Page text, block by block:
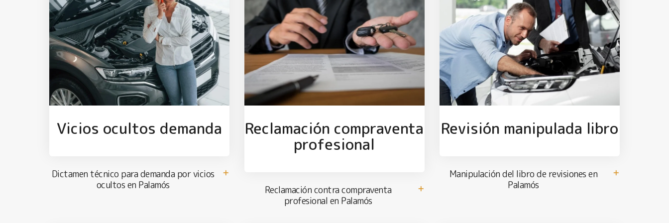
Vicios ocultos demanda
Dictamen técnico para demanda por vicios
ocultos en Palamós
Reclamación compraventa
profesional
Reclamación contra compraventa
profesional en Palamós
Revisión manipulada libro
Manipulación del libro de revisiones en
Palamós